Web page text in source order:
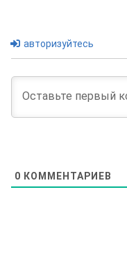
авторизуйтесь
0 КОММЕНТАРИЕВ